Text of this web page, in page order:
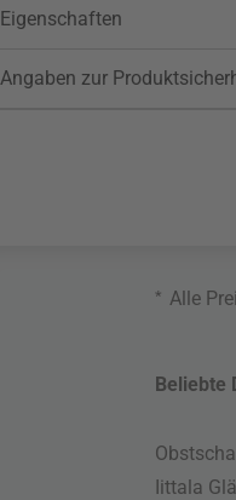
Eigenschaften
Angaben zur
* Alle
Beliebte
Iittala